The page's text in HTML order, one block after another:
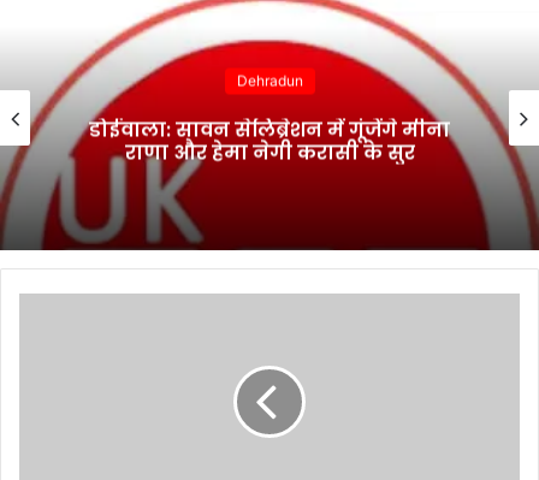
Dehradun
डोईवाला: सावन सेलिब्रेशन में गूंजेंगे मीना
राणा और हेमा नेगी करासी के सुर